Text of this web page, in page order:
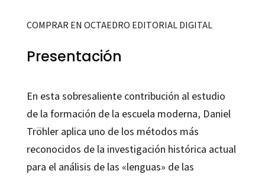
COMPRAR EN OCTAEDRO EDITORIAL DIGITAL
Presentación
En esta sobresaliente contribución al estudio
de la formación de la escuela moderna, Daniel
Tröhleraplica uno de los métodos más
reconocidos de la investigación histórica actual
para el análisis de las «lenguas» de las